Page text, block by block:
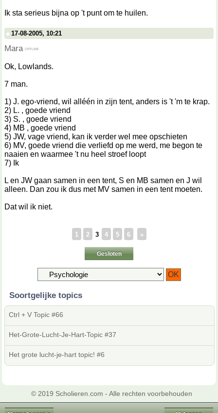
Ik sta serieus bijna op 't punt om te huilen.
17-08-2005, 10:21
Mara
Ok, Lowlands.
7 man.
1) J. ego-vriend, wil alléén in zijn tent, anders is 't 'm te krap.
2) L. , goede vriend
3) S. , goede vriend
4) MB , goede vriend
5) JW, vage vriend, kan ik verder wel mee opschieten
6) MV, goede vriend die verliefd op me werd, me begon te
naaien en waarmee 't nu heel stroef loopt
7) Ik
L en JW gaan samen in een tent, S en MB samen en J wil
alleen. Dan zou ik dus met MV samen in een tent moeten.
Dat wil ik niet.
1 2 3 4 5 6 »
Gesloten
Soortgelijke topics
Ctrl + V Topic #66
Het-Grote-Lucht-Je-Hart-Topic #37
Het grote lucht-je-hart topic! #6
© 2019 Scholieren.com - Alle rechten voorbehouden